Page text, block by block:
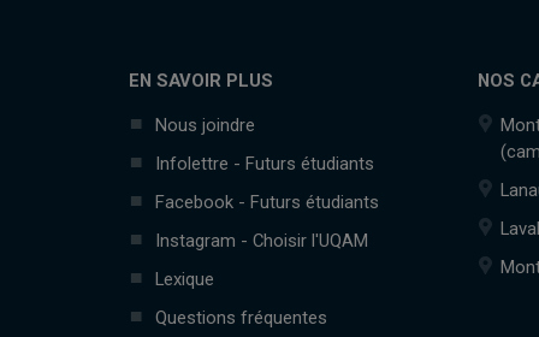
EN SAVOIR PLUS
Nous joindre
Infolettre - Futurs étudiants
Facebook - Futurs étudiants
Instagram - Choisir l'UQAM
Lexique
Questions fréquentes
NOS
Laval